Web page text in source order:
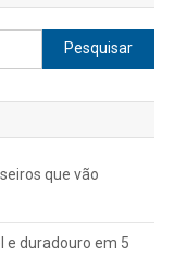
Pesquisar
por:
que vão
e duradouro em 5